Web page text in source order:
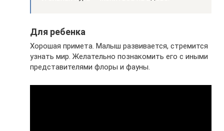
Для ребенка
Хорошая примета. Малыш развивается, стремится
узнать мир. Желательно познакомить его с иными
представителями флоры и фауны.